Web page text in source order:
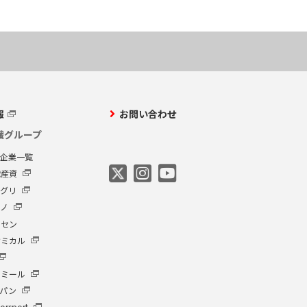
グループ
業一覧
資
リ
ン
カル
ール
ン
お問い合わせ